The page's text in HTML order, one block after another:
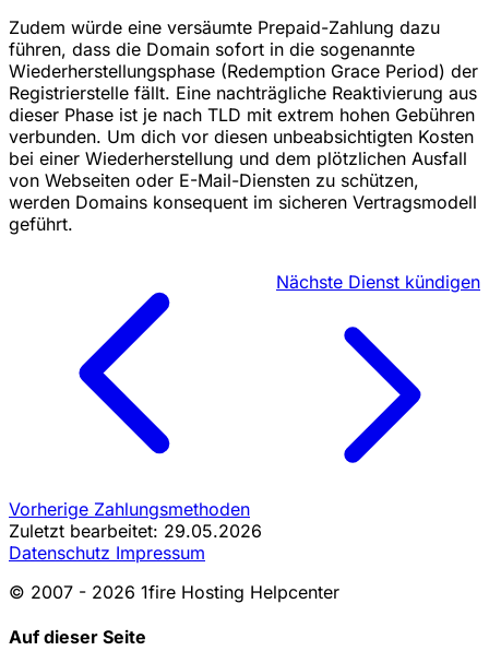
Zudem würde eine versäumte Prepaid-Zahlung dazu
führen, dass die Domain sofort in die sogenannte
Wiederherstellungsphase (Redemption Grace Period) der
Registrierstelle fällt. Eine nachträgliche Reaktivierung aus
dieser Phase ist je nach TLD mit extrem hohen Gebühren
verbunden. Um dich vor diesen unbeabsichtigten Kosten
bei einer Wiederherstellung und dem plötzlichen Ausfall
von Webseiten oder E-Mail-Diensten zu schützen,
werden Domains konsequent im sicheren Vertragsmodell
geführt.
Vorherige Zahlungsmethoden
Nächste Dienst kündigen
Zuletzt bearbeitet: 29.05.2026
Datenschutz Impressum
© 2007 - 2026 1fire Hosting Helpcenter
Auf dieser Seite